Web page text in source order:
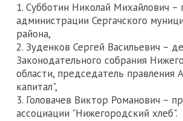
1. Субботин Николай Михайлович –
администрации Сергачского
района,
2. Зуденков Сергей Васильевич –
Законодательного собрания
области, председатель правления
капитал",
3. Головачев Виктор Романович –
ассоциации "Нижегородский хлеб".